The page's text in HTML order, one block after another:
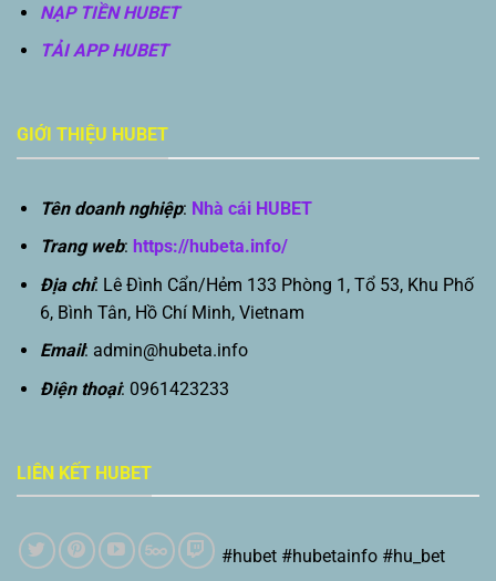
NẠP TIỀN HUBET
TẢI APP HUBET
GIỚI THIỆU HUBET
Tên doanh nghiệp: Nhà cái HUBET
Trang web: https://hubeta.info/
Địa chỉ: Lê Đình Cẩn/Hẻm 133 Phòng 1, Tổ 53, Khu Phố
6, Bình Tân, Hồ Chí Minh, Vietnam
Email: admin@hubeta.info
Điện thoại: 0961423233
LIÊN KẾT HUBET
#hubet #hubetainfo #hu_bet